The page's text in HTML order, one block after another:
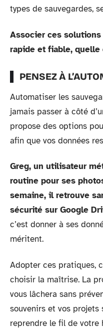
types de sauvegardes,
Associer ces
rapide et fiable,
PENSEZ À
Automatiser les
jamais passer à côté
propose des options
afin que vos données
Greg, un utilisateur
routine pour ses
semaine, il retrouve
sécurité sur Google
c’est donner à ses
méritent.
Adopter ces pratiques,
choisir la maîtrise. La
vous lâchera sans
souvenirs et vos projets
reprendre le fil de votre